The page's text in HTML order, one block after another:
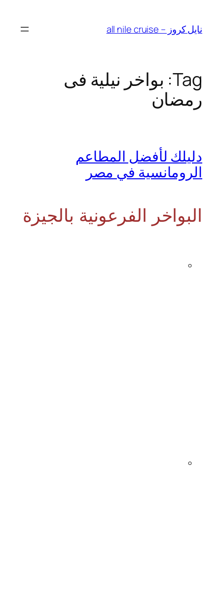
content
نايل كروز – all nile cruise
Tag: بواخر نيلية فى
رمضان
دليلك لأفضل المطاعم
الرومانسية في مصر
البواخر الفرعونية بالجيزة